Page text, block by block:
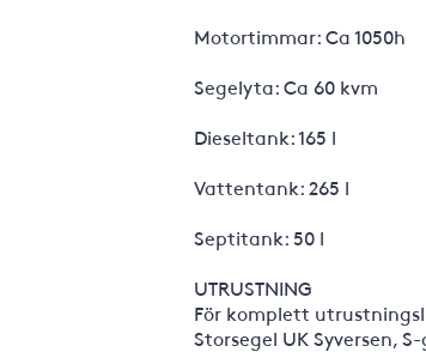
Motortimmar: Ca 1050h
Segelyta: Ca 60 kvm
Dieseltank: 165 l
Vattentank: 265 l
Septitank: 50 l
UTRUSTNING
För komplett
Storsegel UK Syversen,